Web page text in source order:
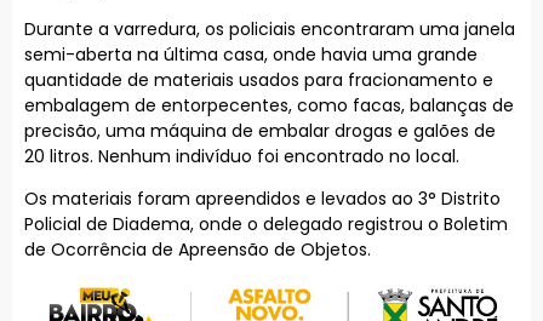
Durante a varredura, os policiais encontraram uma janela
semi-aberta na última casa, onde havia uma grande
quantidade de materiais usados para fracionamento e
embalagem de entorpecentes, como facas, balanças de
precisão, uma máquina de embalar drogas e galões de
20 litros. Nenhum indivíduo foi encontrado no local.
Os materiais foram apreendidos e levados ao 3° Distrito
Policial de Diadema, onde o delegado registrou o Boletim
de Ocorrência de Apreensão de Objetos.